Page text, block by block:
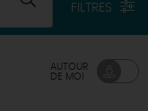
FILTRES
AUTOUR
DE MOI